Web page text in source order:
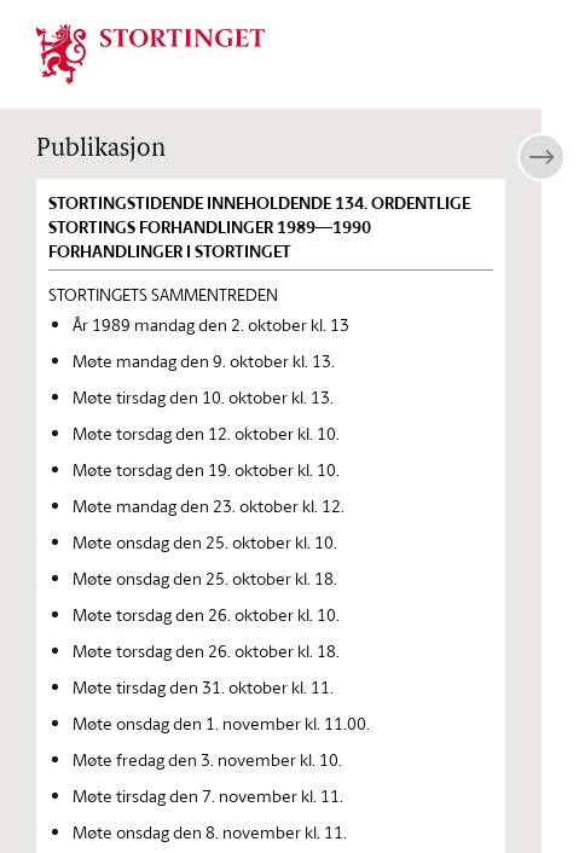
Stortinget.no
Publikasjon
STORTINGSTIDENDE INNEHOLDENDE 134. ORDENTLIGE
STORTINGS FORHANDLINGER 1989—1990
FORHANDLINGER I STORTINGET
STORTINGETS SAMMENTREDEN
År 1989 mandag den 2. oktober kl. 13
Møte mandag den 9. oktober kl. 13.
Møte tirsdag den 10. oktober kl. 13.
Møte torsdag den 12. oktober kl. 10.
Møte torsdag den 19. oktober kl. 10.
Møte mandag den 23. oktober kl. 12.
Møte onsdag den 25. oktober kl. 10.
Møte onsdag den 25. oktober kl. 18.
Møte torsdag den 26. oktober kl. 10.
Møte torsdag den 26. oktober kl. 18.
Møte tirsdag den 31. oktober kl. 11.
Møte onsdag den 1. november kl. 11.00.
Møte fredag den 3. november kl. 10.
Møte tirsdag den 7. november kl. 11.
Møte onsdag den 8. november kl. 11.